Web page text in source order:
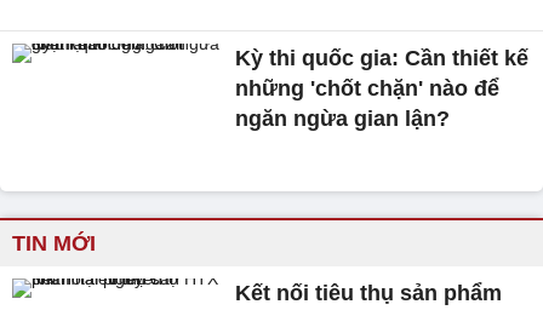
Kỳ thi quốc gia: Cần thiết kế
những 'chốt chặn' nào để
ngăn ngừa gian lận?
TIN MỚI
Kết nối tiêu thụ sản phẩm